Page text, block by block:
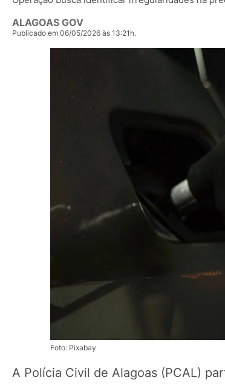
ALAGOAS GOV
Publicado em 06/05/2026 às 13:21h.
Foto: Pixabay
A Polícia Civil de Alagoas (PCAL)